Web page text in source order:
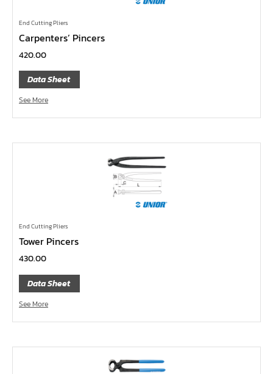
ข้อต่อ
ด้ามขันบ๊อกซ์, ด้ามเลื่อน, ด้ามขันตัวแอล, ด้ามควง
ด้ามฟรี
บ๊อกซ์เดือยโผล่
ประแจตะขอ
เหล็กส่ง, เหล็กสกัด, เหล็กตอก
เครื่องมือก่อสร้าง
ลูกบ๊อกซ์ลม
ลูกบ๊อกซ์
กล่องเครื่องมือ
ประแจ-แหวน-ปากตาย
ไขควง
End Cutting Pliers
Carpenters’ Pincers
420.00
Data Sheet
See More
End Cutting Pliers
Tower Pincers
430.00
Data Sheet
See More